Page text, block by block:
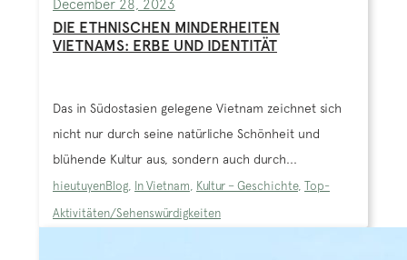
December 28, 2023
DIE ETHNISCHEN MINDERHEITEN
VIETNAMS: ERBE UND IDENTITÄT
Das in Südostasien gelegene Vietnam zeichnet sich
nicht nur durch seine natürliche Schönheit und
blühende Kultur aus, sondern auch durch...
hieutuyenBlog, In Vietnam, Kultur – Geschichte, Top-
Aktivitäten/Sehenswürdigkeiten